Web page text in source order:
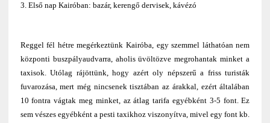
3. Első nap Kairóban: bazár, kerengő dervisek, kávézó
Reggel fél hétre megérkeztünk Kairóba, egy szemmel láthatóan nem
központi buszpályaudvarra, aholis üvöltözve megrohantak minket a
taxisok. Utólag rájöttünk, hogy azért oly népszerű a friss turisták
fuvarozása, mert még nincsenek tisztában az árakkal, ezért általában
10 fontra vágtak meg minket, az átlag tarifa egyébként 3-5 font. Ez
sem vészes egyébként a pesti taxikhoz viszonyítva, mivel egy font kb.